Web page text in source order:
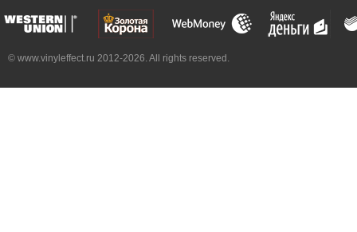
© www.vinyleffect.ru 2012-2026. All rights reserved.